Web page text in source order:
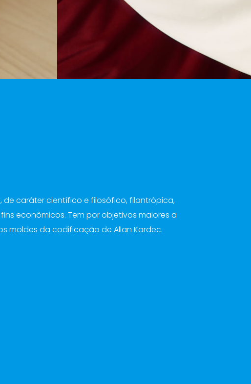
de caráter científico e filosófico, filantrópica,
econômicos. Tem por objetivos maiores a
moldes da codificação de Allan Kardec.